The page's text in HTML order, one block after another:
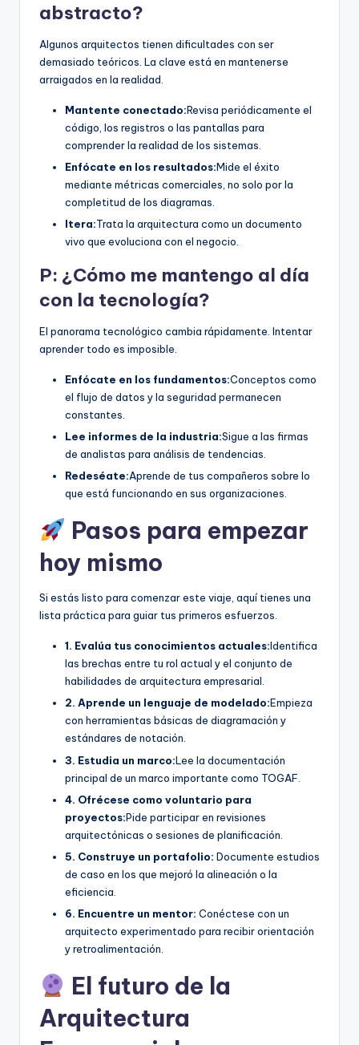
abstracto?
Algunos arquitectos tienen dificultades con ser
demasiado teóricos. La clave está en mantenerse
arraigados en la realidad.
Mantente conectado:Revisa periódicamente el
código, los registros o las pantallas para
comprender la realidad de los sistemas.
Enfócate en los resultados:Mide el éxito
mediante métricas comerciales, no solo por la
completitud de los diagramas.
Itera:Trata la arquitectura como un documento
vivo que evoluciona con el negocio.
P: ¿Cómo me mantengo al día
con la tecnología?
El panorama tecnológico cambia rápidamente. Intentar
aprender todo es imposible.
Enfócate en los fundamentos:Conceptos como
el flujo de datos y la seguridad permanecen
constantes.
Lee informes de la industria:Sigue a las firmas
de analistas para análisis de tendencias.
Redeséate:Aprende de tus compañeros sobre lo
que está funcionando en sus organizaciones.
Pasos para empezar
hoy mismo
Si estás listo para comenzar este viaje, aquí tienes una
lista práctica para guiar tus primeros esfuerzos.
1. Evalúa tus conocimientos actuales:Identifica
las brechas entre tu rol actual y el conjunto de
habilidades de arquitectura empresarial.
2. Aprende un lenguaje de modelado:Empieza
con herramientas básicas de diagramación y
estándares de notación.
3. Estudia un marco:Lee la documentación
principal de un marco importante como TOGAF.
4. Ofrécese como voluntario para
proyectos:Pide participar en revisiones
arquitectónicas o sesiones de planificación.
5. Construye un portafolio: Documente estudios
de caso en los que mejoró la alineación o la
eficiencia.
6. Encuentre un mentor: Conéctese con un
arquitecto experimentado para recibir orientación
y retroalimentación.
El futuro de la
Arquitectura